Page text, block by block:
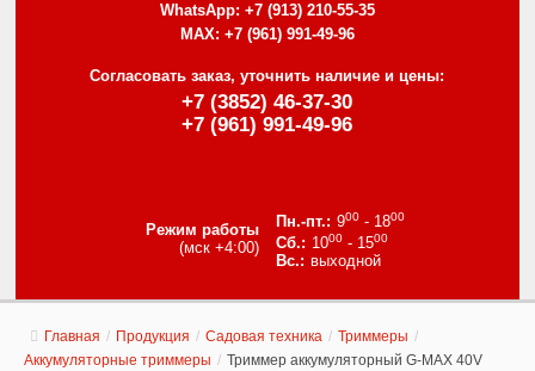
WhatsApp: +7 (913) 210-55-35
MAX: +7 (961) 991-49-96
Согласовать заказ, уточнить наличие и цены:
+7 (3852) 46-37-30
+7 (961) 991-49-96
Режим работы
(мск +4:00)
900- 1800
1000- 1500
выходной
Главная / Продукция / Садовая техника / Триммеры /
Аккумуляторные триммеры / Триммер аккумуляторный G-MAX 40V